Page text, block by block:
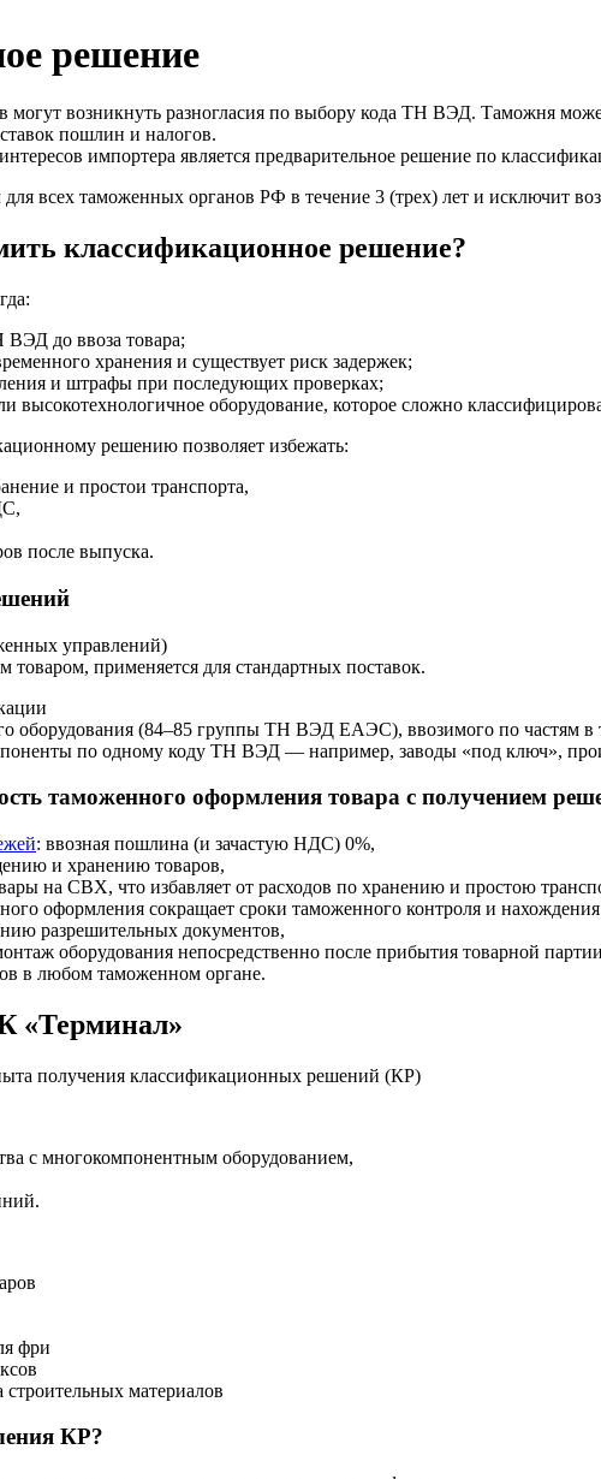
решение
возникнуть разногласия по выбору кода ТН ВЭД. Таможня
пошлин и налогов.
импортера является предварительное решение по
для всех таможенных органов РФ в течение 3 (трех) лет и
классификационное решение?
ВЭД до ввоза товара;
хранения и существует риск задержек;
и штрафы при последующих проверках;
высокотехнологичное оборудование, которое сложно
решению позволяет избежать:
и простои транспорта,
после выпуска.
управлений)
применяется для стандартных поставок.
оборудования (84–85 группы ТН ВЭД ЕАЭС), ввозимого по частям в
по одному коду ТН ВЭД — например, заводы «под ключ»,
таможенного оформления товара с получением
: ввозная пошлина (и зачастую НДС) 0%,
и хранению товаров,
на СВХ, что избавляет от расходов по хранению и простою
оформления сокращает сроки таможенного контроля и
разрешительных документов,
оборудования непосредственно после прибытия товарной
в любом таможенном органе.
«Терминал»
получения классификационных решений (КР)
с многокомпонентным оборудованием,
фри
материалов
КР?